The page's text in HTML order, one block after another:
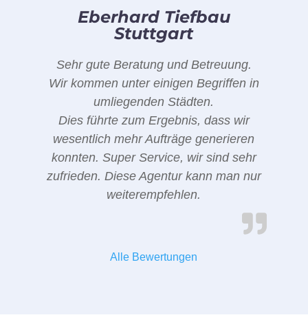
Eberhard Tiefbau
Stuttgart
Sehr gute Beratung und Betreuung.
Wir kommen unter einigen Begriffen in
umliegenden Städten.
Dies führte zum Ergebnis, dass wir
wesentlich mehr Aufträge generieren
konnten. Super Service, wir sind sehr
zufrieden. Diese Agentur kann man nur
weiterempfehlen.
Alle Bewertungen